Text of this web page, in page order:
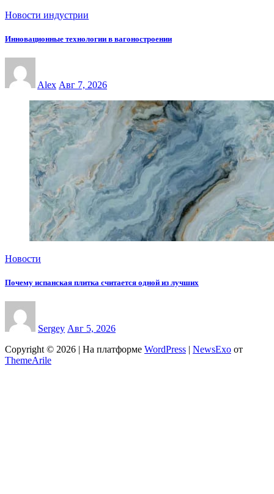
Новости индустрии
Инновационные технологии в вагоностроении
Alex Авг 7, 2026
Новости
Почему испанская плитка считается одной из лучших
Sergey Авг 5, 2026
Copyright © 2026 | На платформе WordPress NewsExo от
ThemeArile